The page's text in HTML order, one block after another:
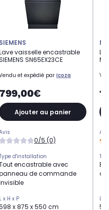
SIEMENS
vaisselle encastrable
SN65EX23CE
et expédié par Icoza
Ajouter au panier
0/5 (0)
d'installation
encastrable avec
de commande
L x H x P
x 875 x 550 cm
L x